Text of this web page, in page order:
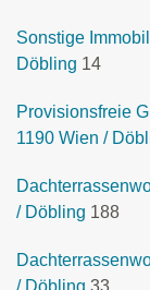
Sonstige
Döbling 14
Provisionsfreie
1190 Wien /
/ Döbling 188
/ Döbling 33